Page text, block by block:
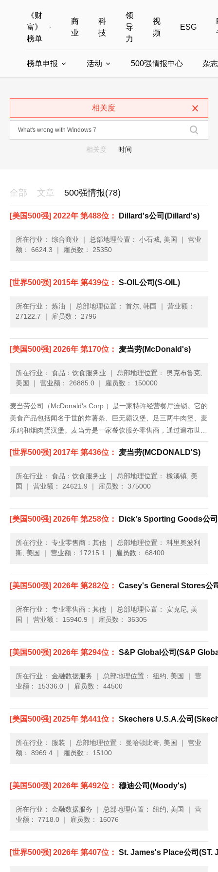
《财
富》
榜单
全部榜单
中国最具影响力商界女性
商
业
科
技
领
导
力
视
频
ESG
榜单申报 活动 500强情报中心 杂
相关度
相关度 时间
全部 文章 500强情报(78)
[美国500强] 2022年 第488位： Dillard's公司(Dillard's)
所在行业： 综合商业 ｜ 总部地理位置： 小石城, 美国 ｜ 营业
额： 6624.3 ｜ 雇员数： 25350
[世界500强] 2015年 第439位： S-OIL公司(S-OIL)
所在行业： 炼油 ｜ 总部地理位置： 首尔, 韩国 ｜ 营业额：
27122.7 ｜ 雇员数： 2796
[美国500强] 2026年 第170位： 麦当劳(McDonald's)
所在行业： 食品：饮食服务业 ｜ 总部地理位置： 奥克布鲁克,
美国
｜ 营业额： 26885.0 ｜ 雇员数： 150000
麦当劳公司（McDonald's Corp.）是一家特许经营餐厅连锁。它的
美食产品包括闻名于世的炸薯条、巨无霸汉堡、足三两牛肉堡、麦
乐鸡和烟肉蛋汉堡。麦当劳是一家餐饮服务零售商，通过遍布世界
各地的餐厅，每天为118个国家约5,000万人提供饮食服务。这家
公司成立于1948年，总部位于伊利诺伊州的欧克......
[世界500强] 2017年 第436位： 麦当劳(MCDONALD'S)
所在行业： 食品：饮食服务业 ｜ 总部地理位置： 橡溪镇, 美
国
｜ 营业额： 24621.9 ｜ 雇员数： 375000
[美国500强] 2026年 第258位： Dick's Sporting Goods公
所在行业： 专业零售商：其他 ｜ 总部地理位置： 科里奥波利
斯, 美国
｜ 营业额： 17215.1 ｜ 雇员数： 68400
[美国500强] 2026年 第282位： Casey's General Stores公
所在行业： 专业零售商：其他 ｜ 总部地理位置： 安克尼, 美
国
｜ 营业额： 15940.9 ｜ 雇员数： 36305
[美国500强] 2026年 第294位： S&P Global公司(S&P
所在行业： 金融数据服务 ｜ 总部地理位置： 纽约, 美国 ｜ 营
业额： 15336.0 ｜ 雇员数： 44500
[美国500强] 2025年 第441位： Skechers U.S.A.公司
所在行业： 服装 ｜ 总部地理位置： 曼哈顿比奇, 美国 ｜ 营业
额： 8969.4 ｜ 雇员数： 15100
[美国500强] 2026年 第492位： 穆迪公司(Moody's)
所在行业： 金融数据服务 ｜ 总部地理位置： 纽约, 美国 ｜ 营
业额： 7718.0 ｜ 雇员数： 16076
[世界500强] 2026年 第407位： St. James's Place公司(ST.